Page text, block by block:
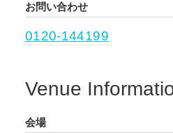
お問い合わせ
0120-144199
Venue
会場